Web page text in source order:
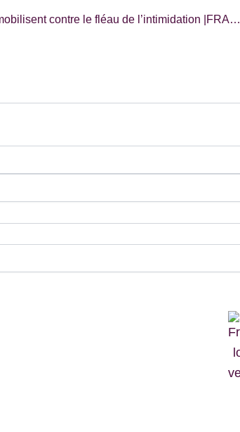
Les Francophones de la Saskatchewan se mobilisent contre le fléau de l’intimidation |FRANCITÉ|